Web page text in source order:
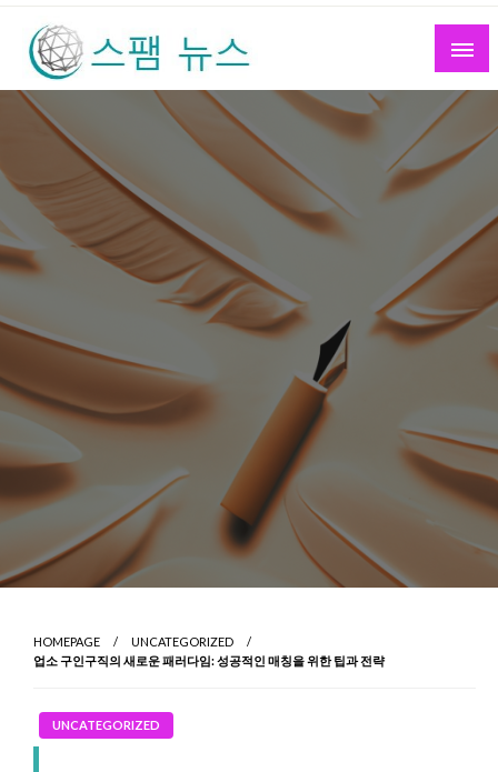
Skip
content
스팸 뉴스
HOMEPAGE
UNCATEGORIZED
업소 구인구직의 새로운 패러다임: 성공적인 매칭을 위한 팁과 전략
UNCATEGORIZED